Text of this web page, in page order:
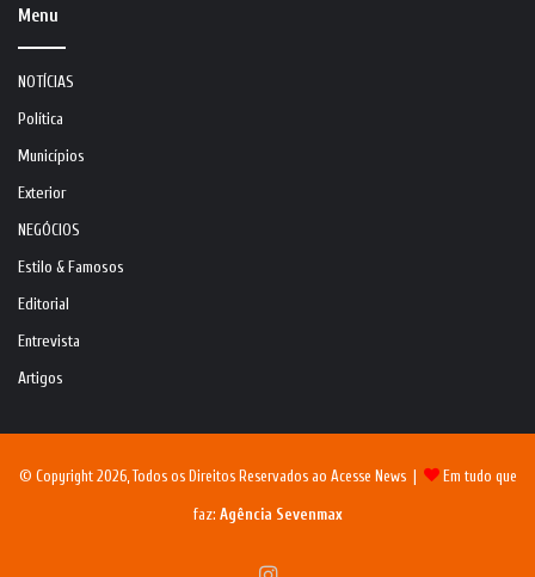
Menu
NOTÍCIAS
Política
Municípios
Exterior
NEGÓCIOS
Estilo & Famosos
Editorial
Entrevista
Artigos
© Copyright 2026, Todos os Direitos Reservados ao Acesse News | Em tudo que
faz: Agência Sevenmax